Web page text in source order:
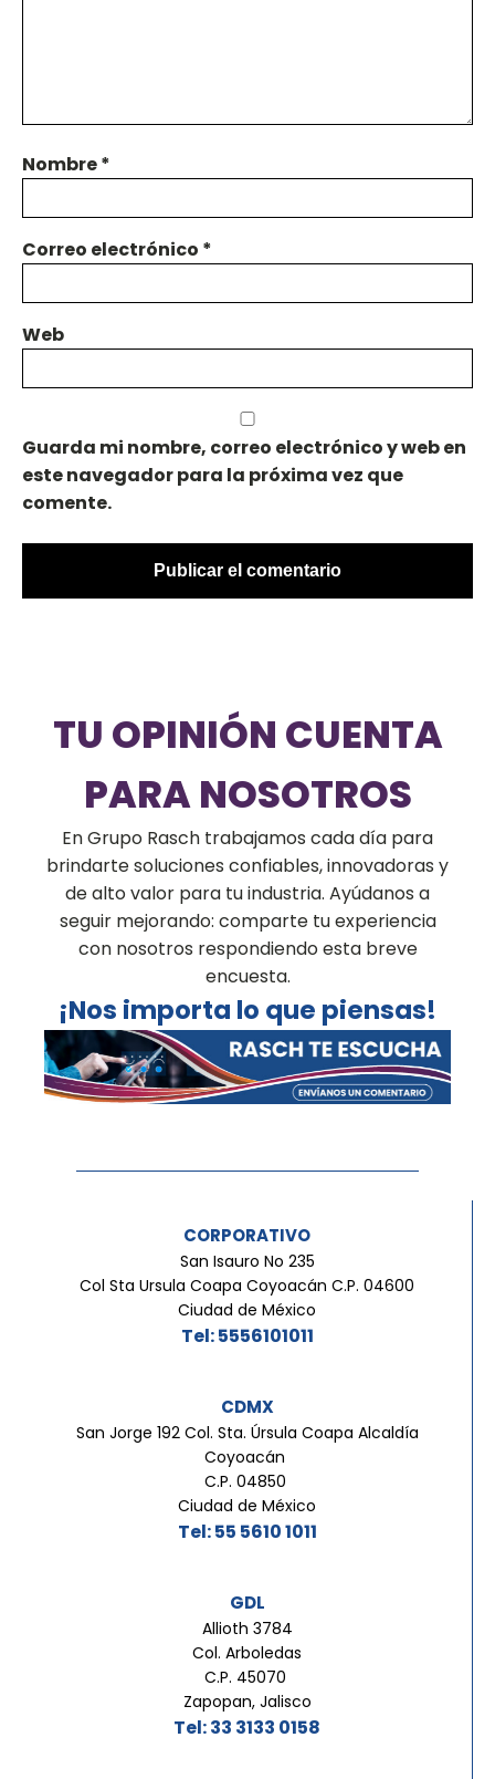
Nombre*
Correo electrónico *
Web
Guarda mi nombre, correo electrónico y web en
este navegador para la próxima vez que
comente.
TU OPINIÓN CUENTA
PARA NOSOTROS
En Grupo Rasch trabajamos cada día para
brindarte soluciones confiables, innovadoras y
de alto valor para tu industria. Ayúdanos a
seguir mejorando: comparte tu experiencia
con nosotros respondiendo esta breve
encuesta.
¡Nos importa lo que piensas!
CORPORATIVO
San Isauro No 235
Col Sta Ursula Coapa Coyoacán C.P. 04600
Ciudad de México
Tel: 5556101011
CDMX
San Jorge 192 Col. Sta. Úrsula Coapa Alcaldía
Coyoacán
C.P. 04850
Ciudad de México
Tel: 55 5610 1011
GDL
Allioth 3784
Col. Arboledas
C.P. 45070
Zapopan, Jalisco
Tel: 33 3133 0158